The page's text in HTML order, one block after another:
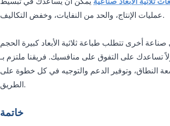
عمليات الإنتاج، والحد من النفايات، وخفض التكاليف.
النطاق، وتوفير الدعم والتوجيه في كل خطوة على
الطريق.
خاتمة